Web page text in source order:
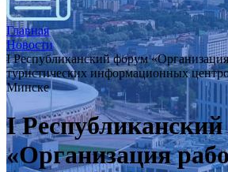
Главная
Новости
I Республиканский форум
туристических информационных
Минске
I
«Организация